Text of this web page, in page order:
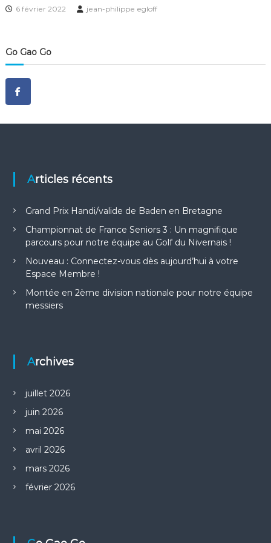
6 février 2022 jean-philippe egloff
Go Gao Go
Articles récents
Grand Prix Handi/valide de Baden en Bretagne
Championnat de France Seniors 3 : Un magnifique
parcours pour notre équipe au Golf du Nivernais !
Nouveau : Connectez-vous dès aujourd’hui à votre
Espace Membre !
Montée en 2ème division nationale pour notre équipe
messiers
Archives
juillet 2026
juin 2026
mai 2026
avril 2026
mars 2026
février 2026